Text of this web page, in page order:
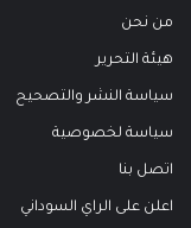
من نحن
هيئة التحرير
سياسة النشر والتصحيح
سياسة لخصوصية
اتصل بنا
اعلن على الراي السوداني